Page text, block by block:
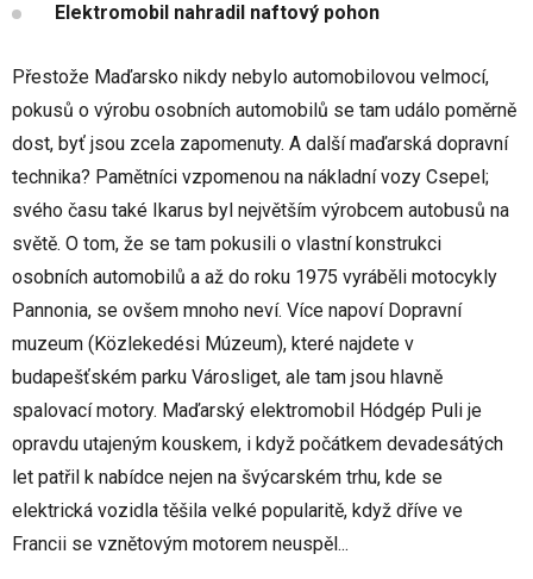
Elektromobil nahradil naftový pohon
Přestože Maďarsko nikdy nebylo automobilovou velmocí,
pokusů o výrobu osobních automobilů se tam událo poměrně
dost, byť jsou zcela zapomenuty. A další maďarská dopravní
technika? Pamětníci vzpomenou na nákladní vozy Csepel;
svého času také Ikarus byl největším výrobcem autobusů na
světě. O tom, že se tam pokusili o vlastní konstrukci
osobních automobilů a až do roku 1975 vyráběli motocykly
Pannonia, se ovšem mnoho neví. Více napoví Dopravní
muzeum (Közlekedési Múzeum), které najdete v
budapešťském parku Városliget, ale tam jsou hlavně
spalovací motory. Maďarský elektromobil Hódgép Puli je
opravdu utajeným kouskem, i když počátkem devadesátých
let patřil k nabídce nejen na švýcarském trhu, kde se
elektrická vozidla těšila velké popularitě, když dříve ve
Francii se vznětovým motorem neuspěl...